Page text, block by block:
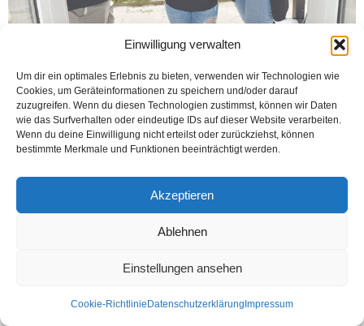
Einwilligung verwalten
Um dir ein optimales Erlebnis zu bieten, verwenden wir Technologien wie
Cookies, um Geräteinformationen zu speichern und/oder darauf
zuzugreifen. Wenn du diesen Technologien zustimmst, können wir Daten
wie das Surfverhalten oder eindeutige IDs auf dieser Website verarbeiten.
Wenn du deine Einwilligung nicht erteilst oder zurückziehst, können
bestimmte Merkmale und Funktionen beeinträchtigt werden.
Akzeptieren
Ablehnen
Einstellungen ansehen
Cookie-Richtlinie Datenschutzerklärung Impressum
WERTHER (Öztürk) Emlak sektöründe hizmet veren AZRA HOMES Immobilien
„Engerstr. 25, 33824 Werther“ adresinde bulunan iletişim ofisi resmen açıldı.
Açılış kurdelasını alkışlar eşliğinde, anne Hilal...
Weiterlesen
Kontakt Datenschutzerklärung
Impressum
© Öztürk Gazetesi 1986 – 2026